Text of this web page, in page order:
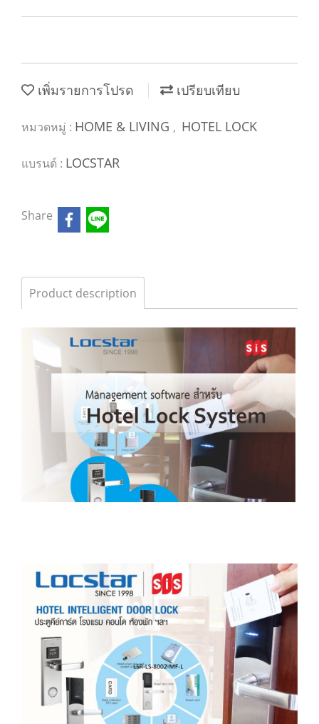
เพิ่มรายการโปรด เปรียบเทียบ
หมวดหมู่ : HOME & LIVING , HOTEL LOCK
แบรนด์ : LOCSTAR
Share
Product description